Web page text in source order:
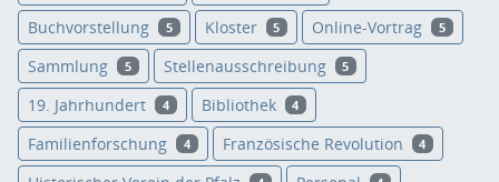
Buchvorstellung 5 Kloster 5 Online-Vortrag 5
Sammlung 5 Stellenausschreibung 5
19. Jahrhundert 4 Bibliothek 4
Familienforschung 4 Französische Revolution 4